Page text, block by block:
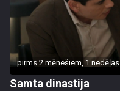
pirms 2 mēnešiem, 1 nedēļas
Samta dinastija